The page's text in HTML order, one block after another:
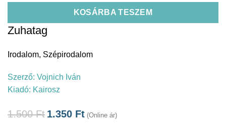
KOSÁRBA TESZEM
Zuhatag
Irodalom, Szépirodalom
Szerző: Vojnich Iván
Kiadó: Kairosz
1.500Ft 1.350 Ft (Online ár)